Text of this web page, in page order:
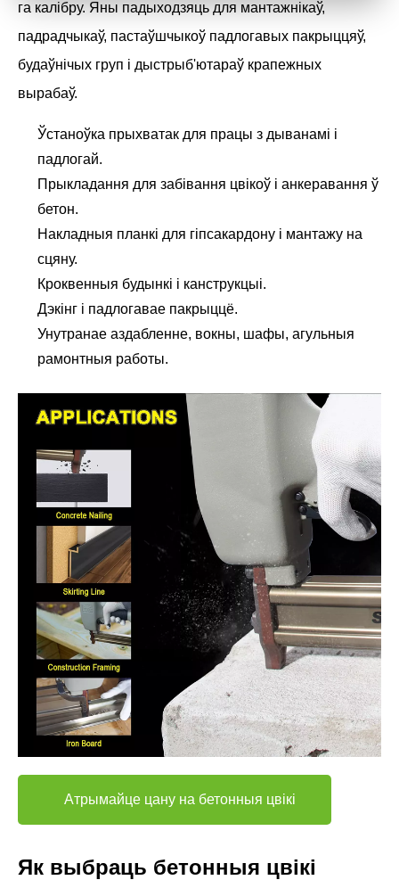
га калібру. Яны падыходзяць для мантажнікаў,
падрадчыкаў, пастаўшчыкоў падлогавых пакрыццяў,
будаўнічых груп і дыстрыб'ютараў крапежных
вырабаў.
Ўстаноўка прыхватак для працы з дыванамі і
падлогай.
Прыкладання для забівання цвікоў і анкеравання ў
бетон.
Накладныя планкі для гіпсакардону і мантажу на
сцяну.
Кроквенныя будынкі і канструкцыі.
Дэкінг і падлогавае пакрыццё.
Унутранае аздабленне, вокны, шафы, агульныя
рамонтныя работы.
Атрымайце цану на бетонныя цвікі
Як выбраць бетонныя цвікі